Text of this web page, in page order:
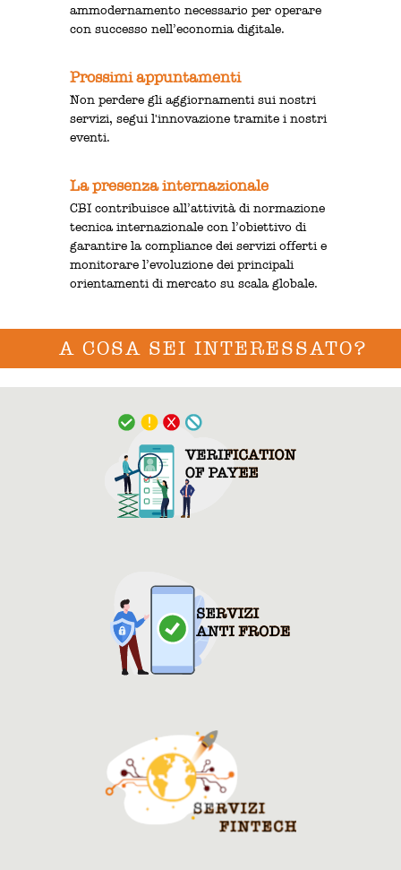
ammodernamento necessario per operare
con successo nell’economia digitale.
Prossimi appuntamenti
Non perdere gli aggiornamenti sui nostri
servizi, segui l'innovazione tramite i nostri
eventi.
La presenza internazionale
CBI contribuisce all’attività di normazione
tecnica internazionale con l’obiettivo di
garantire la compliance dei servizi offerti e
monitorare l’evoluzione dei principali
orientamenti di mercato su scala globale.
A COSA SEI INTERESSATO?